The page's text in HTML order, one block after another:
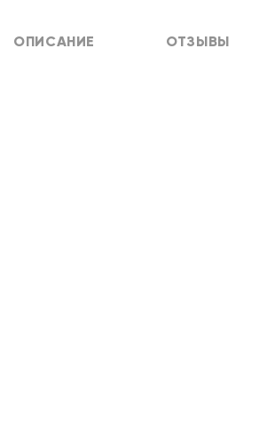
ОПИСАНИЕ ОТЗЫВЫ